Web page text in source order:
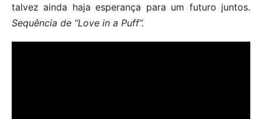
talvez ainda haja esperança para um futuro juntos.
Sequência de “Love in a Puff”.